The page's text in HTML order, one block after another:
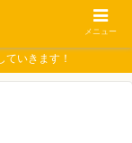
いきます！
メニュー